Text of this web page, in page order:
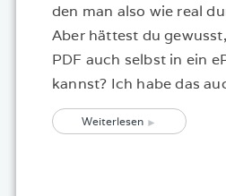
den man also wie real
Aber hättest du
PDF auch selbst in ein
kannst? Ich habe das
Weiterlesen